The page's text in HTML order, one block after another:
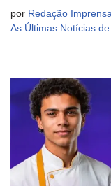
por Redação
As Últimas Notícias